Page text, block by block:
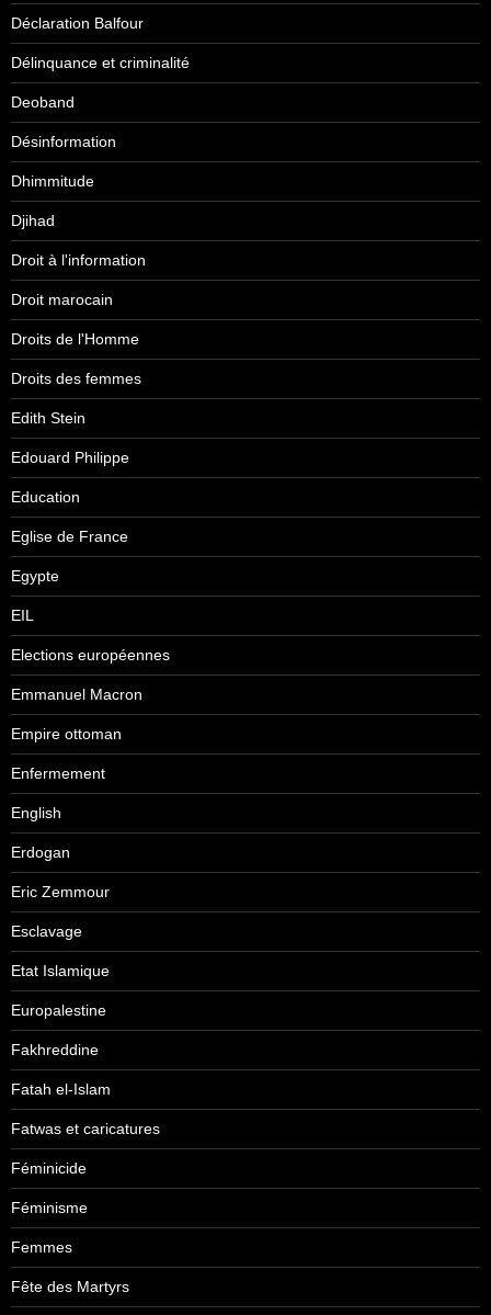
Déclaration Balfour
Délinquance et criminalité
Deoband
Désinformation
Dhimmitude
Djihad
Droit à l'information
Droit marocain
Droits de l'Homme
Droits des femmes
Edith Stein
Edouard Philippe
Education
Eglise de France
Egypte
EIL
Elections européennes
Emmanuel Macron
Empire ottoman
Enfermement
English
Erdogan
Eric Zemmour
Esclavage
Etat Islamique
Europalestine
Fakhreddine
Fatah el-Islam
Fatwas et caricatures
Féminicide
Féminisme
Femmes
Fête des Martyrs